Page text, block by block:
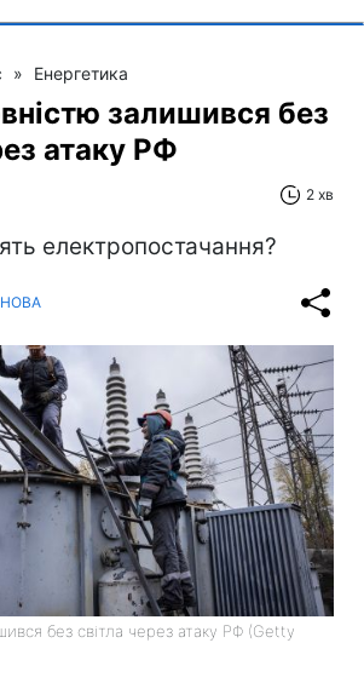
» Енергетика
залишився без
атаку РФ
2 хв
електропостачання?
без світла через атаку РФ (Getty